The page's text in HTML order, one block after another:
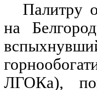
Палитру
на
ЛГОКа),